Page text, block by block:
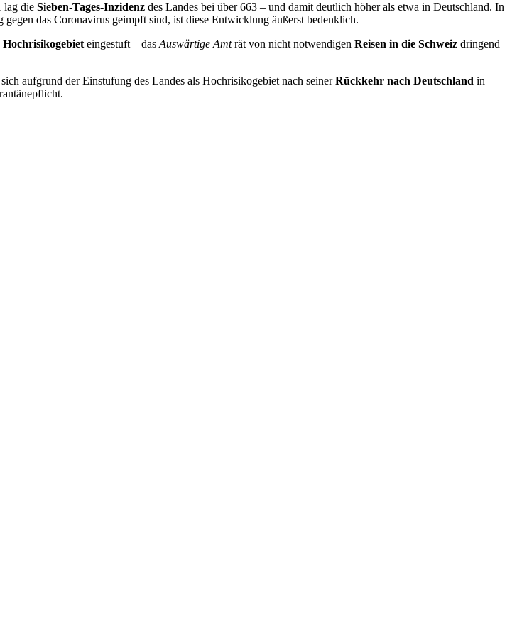
lag die Sieben-Tages-Inzidenz des Landes bei über 663 – und damit deutlich höher als etwa in Deutschland. In
gegen das Coronavirus geimpft sind, ist diese Entwicklung äußerst bedenklich.
Hochrisikogebiet eingestuft – das Auswärtige Amträt von nicht notwendigen Reisen in die Schweiz dringend
aufgrund der Einstufung des Landes als Hochrisikogebiet nach seinerRückkehr nach Deutschland in